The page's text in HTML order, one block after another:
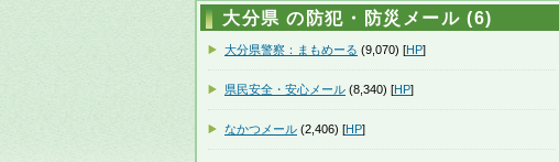
大分県 の防犯・防災メール (6)
大分県警察：まもめーる (9,070) [HP]
県民安全・安心メール (8,340) [HP]
なかつメール (2,406) [HP]